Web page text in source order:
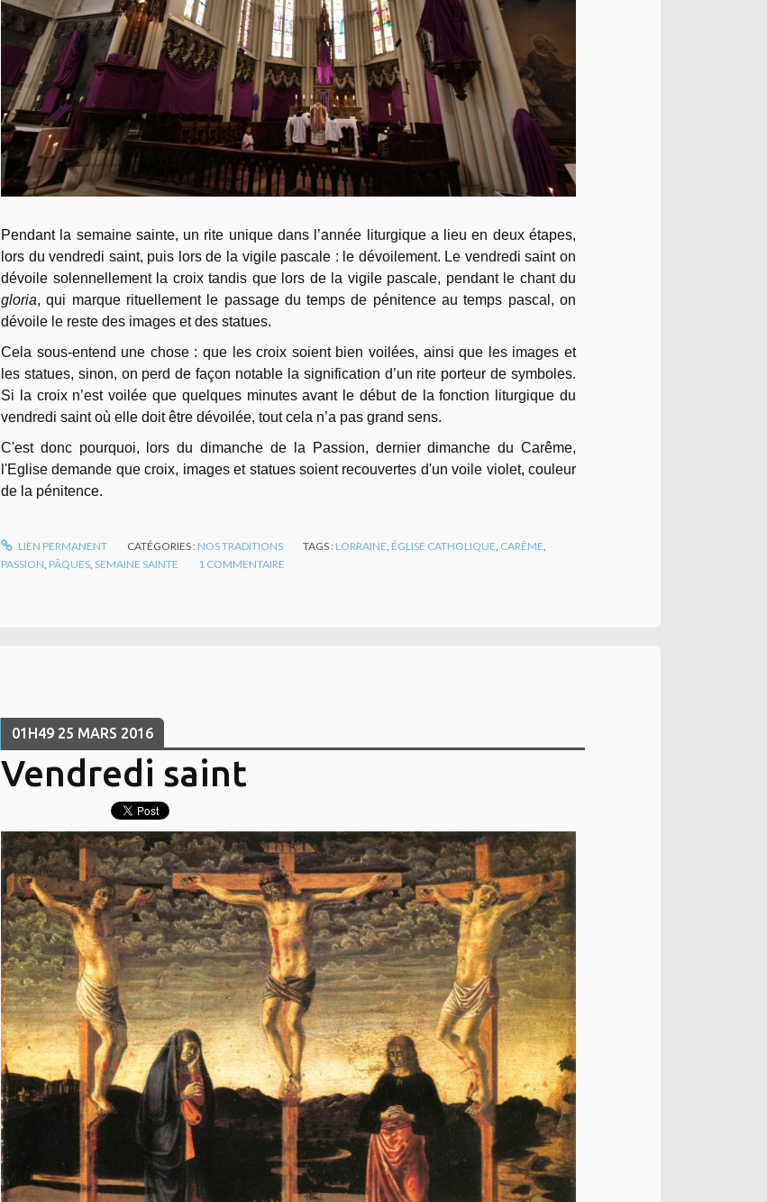
Pendant la semaine sainte, un rite unique dans l’année liturgique a lieu en deux étapes,
lors du vendredi saint, puis lors de la vigile pascale : le dévoilement. Le vendredi saint on
dévoile solennellement la croix tandis que lors de la vigile pascale, pendant le chant du
gloria, qui marque rituellement le passage du temps de pénitence au temps pascal, on
dévoile le reste des images et des statues.
Cela sous-entend une chose : que les croix soient bien voilées, ainsi que les images et
les statues, sinon, on perd de façon notable la signification d’un rite porteur de symboles.
Si la croix n’est voilée que quelques minutes avant le début de la fonction liturgique du
vendredi saint où elle doit être dévoilée, tout cela n’a pas grand sens.
C'est donc pourquoi, lors du dimanche de la Passion, dernier dimanche du Carême,
l'Eglise demande que croix, images et statues soient recouvertes d'un voile violet, couleur
de la pénitence.
LIEN PERMANENT CATÉGORIES : NOS TRADITIONS TAGS : LORRAINE ÉGLISE CATHOLIQUE CARÊME
PASSION PÂQUES SEMAINE SAINTE 1 COMMENTAIRE
01H49 25 MARS 2016
Vendredi saint